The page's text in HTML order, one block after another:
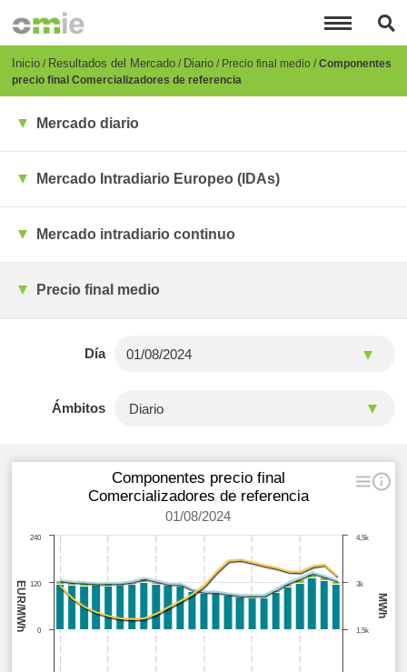
principal
Breadcrumb
Inicio Resultados del Mercado Diario Precio final medio Componentes
precio final Comercializadores de referencia
Mercado diario
Mercado Intradiario Europeo (IDAs)
Mercado intradiario continuo
Precio final medio
Día
Ámbitos
MWh
EUR/MWh
Componentes precio final
Comercializadores de referencia
01/08/2024
3k
1,5k
4,5k
0
120
240